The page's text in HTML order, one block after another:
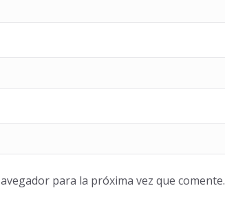
para la próxima vez que comente.